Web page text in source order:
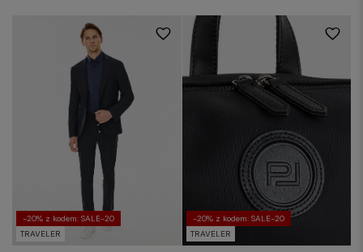
-20% z kodem: SALE-20
TRAVELER
-20% z kodem: SALE-20
TRAVELER